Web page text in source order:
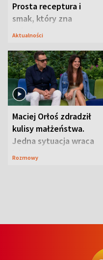
Prosta receptura i
smak, który zna
Lubelszczyzna
Aktualności
Maciej Orłoś zdradził
kulisy małżeństwa.
Jedna sytuacja wraca
jak bumerang
Rozmowy